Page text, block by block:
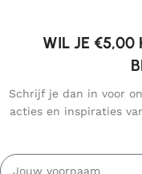
WIL JE €5,00
Schrijf je dan in voor
acties en inspiraties